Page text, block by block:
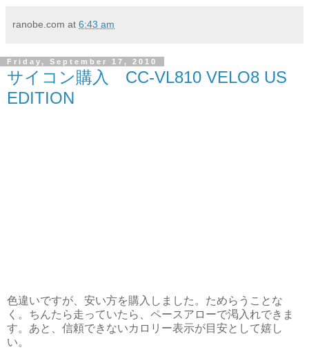
ranobe.com at 6:43 am
Friday, September 17, 2010
サイコン購入 CC-VL810 VELO8 US
EDITION
色違いですが、安い方を購入しました。ためらうことな
く。ちんたら走っていたら、ペースアローで渇入れできま
す。あと、信頼できないカロリー表示が目安として嬉し
い。